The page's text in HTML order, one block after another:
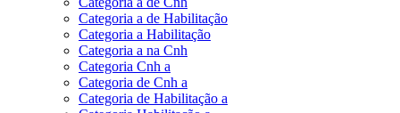
Categoria a de Habilitação
Categoria a Habilitação
Categoria a na Cnh
Categoria Cnh a
Categoria de Cnh a
Categoria de Habilitação a